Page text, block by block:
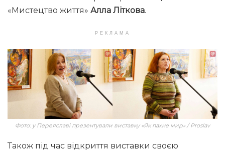
«Мистецтво життя» Алла Літкова.
РЕКЛАМА
Фото: у Переяславі презентували виставку «Як пахне мир» / Proslav
Також під час відкриття виставки своєю